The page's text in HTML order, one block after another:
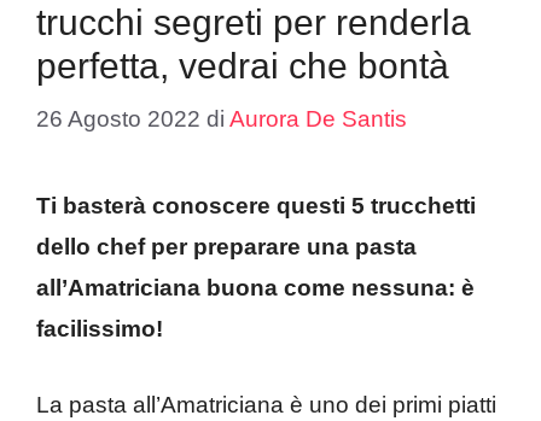
trucchi segreti per renderla
perfetta, vedrai che bontà
26 Agosto 2022 di Aurora De Santis
Ti basterà conoscere questi 5 trucchetti
dello chef per preparare una pasta
all’Amatriciana buona come nessuna: è
facilissimo!
La pasta all’Amatriciana è uno dei primi piatti